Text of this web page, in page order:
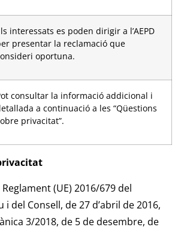
interessats es poden dirigir a l’AEPD
presentar la reclamació que
oportuna.
consultar la informació addicional i
a continuació a les “Qüestions
privacitat”.
(UE) 2016/679 del
del Consell, de 27 d’abril de 2016,
3/2018, de 5 de desembre, de